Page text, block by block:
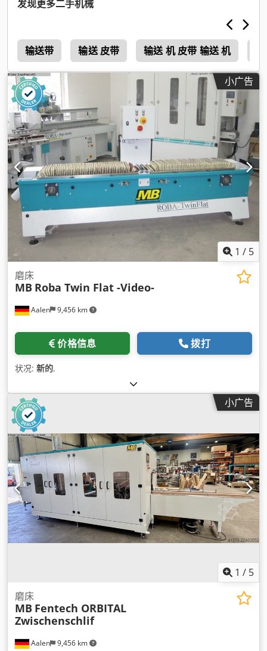
发现更多二手机械
输送带 输送 皮带 输送 机 皮带 输送 机
小广告
1 / 5
Aalen 9,456 km
磨床
MB Roba Twin Flat -Video-
价格信息 拨打
状况: 新的,
小广告
1 / 5
Aalen 9,456 km
磨床
MB Fentech ORBITAL
Zwischenschlif